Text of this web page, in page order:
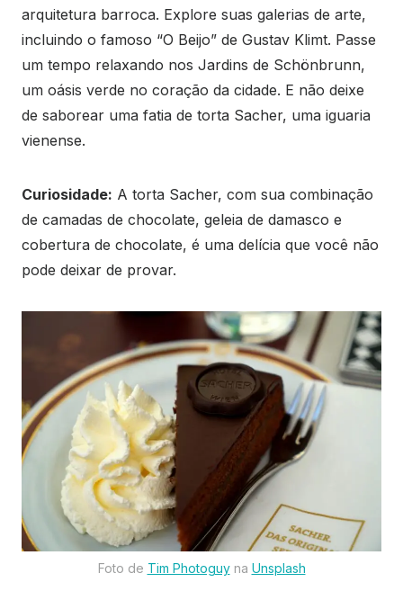
arquitetura barroca. Explore suas galerias de arte,
incluindo o famoso “O Beijo” de Gustav Klimt. Passe
um tempo relaxando nos Jardins de Schönbrunn,
um oásis verde no coração da cidade. E não deixe
de saborear uma fatia de torta Sacher, uma iguaria
vienense.
Curiosidade: A torta Sacher, com sua combinação
de camadas de chocolate, geleia de damasco e
cobertura de chocolate, é uma delícia que você não
pode deixar de provar.
Foto de Tim Photoguyna Unsplash